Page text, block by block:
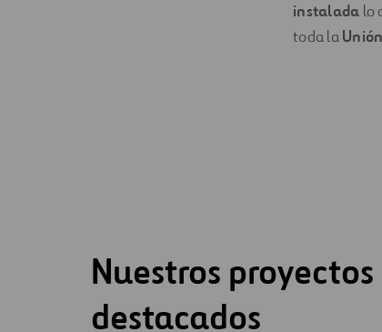
instalada lo
toda la
Nuestros proyectos
destacados